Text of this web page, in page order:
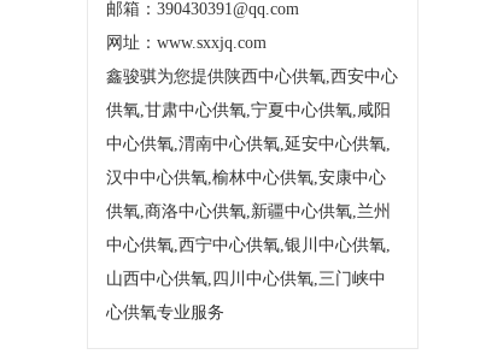
邮箱：390430391@qq.com
网址：www.sxxjq.com
鑫骏骐为您提供陕西中心供氧,西安中心
供氧,甘肃中心供氧,宁夏中心供氧,咸阳
中心供氧,渭南中心供氧,延安中心供氧,
汉中中心供氧,榆林中心供氧,安康中心
供氧,商洛中心供氧,新疆中心供氧,兰州
中心供氧,西宁中心供氧,银川中心供氧,
山西中心供氧,四川中心供氧,三门峡中
心供氧专业服务